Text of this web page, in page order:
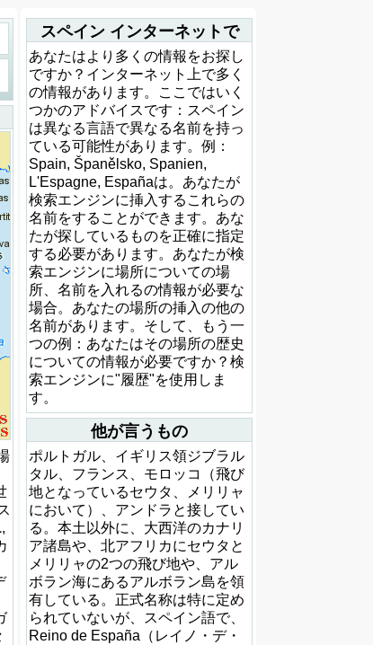
,
スペイン インターネットで
あなたはより多くの情報をお探し
ですか？インターネット上で多く
の情報があります。ここではいく
つかのアドバイスです：スペイン
は異なる言語で異なる名前を持っ
ている可能性があります。例：
Spain, Španělsko, Spanien,
L'Espagne, Españaは。あなたが
検索エンジンに挿入するこれらの
名前をすることができます。あな
たが探しているものを正確に指定
する必要があります。あなたが検
索エンジンに場所についての場
所、名前を入れるの情報が必要な
場合。あなたの場所の挿入の他の
名前があります。そして、もう一
つの例：あなたはその場所の歴史
についての情報が必要ですか？検
索エンジンに"履歴"を使用しま
す。
他が言うもの
ポルトガル、イギリス領ジブラル
タル、フランス、モロッコ（飛び
地となっているセウタ、メリリャ
において）、アンドラと接してい
る。本土以外に、大西洋のカナリ
ア諸島や、北アフリカにセウタと
メリリャの2つの飛び地や、アル
ボラン海にあるアルボラン島を領
有している。正式名称は特に定め
られていないが、スペイン語で、
Reino de España（レイノ・デ・